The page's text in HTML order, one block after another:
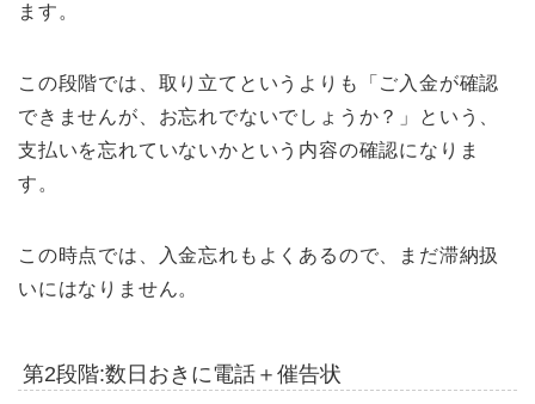
ます。
この段階では、取り立てというよりも「ご入金が確認
できませんが、お忘れでないでしょうか？」という、
支払いを忘れていないかという内容の確認になりま
す。
この時点では、入金忘れもよくあるので、まだ滞納扱
いにはなりません。
第2段階:数日おきに電話＋催告状